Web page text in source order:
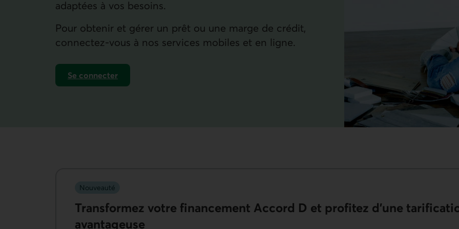
adaptées à vos besoins.
Pour obtenir et gérer un prêt ou une marge de crédit,
connectez-vous à nos services mobiles et en ligne.
Se connecter
à nos services mobiles et en ligne pour gérer votre financement
Nouveauté
Transformez votre financement Accord D et profitez d’une
avantageuse